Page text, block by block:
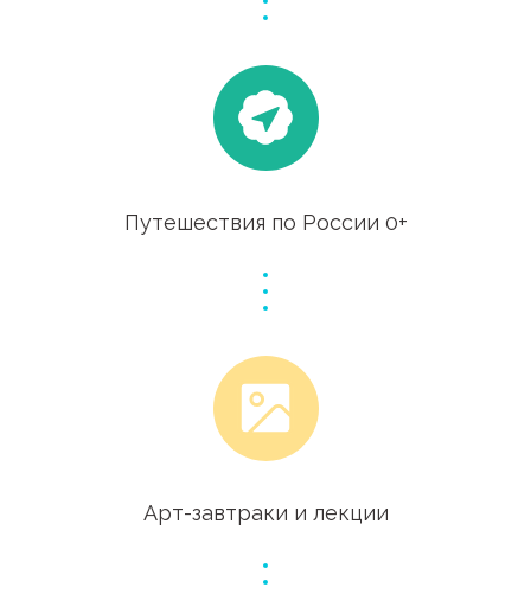
Путешествия по России 0+
Арт-завтраки и лекции